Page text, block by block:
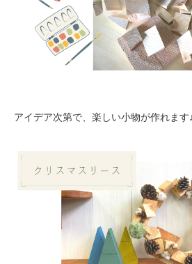
アイデア次第で、楽しい小物が作れます